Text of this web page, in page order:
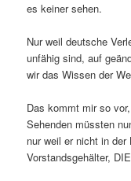
es keiner sehen.
Nur weil deutsche
unfähig sind, auf
wir das Wissen der
Das kommt mir so
Sehenden müssten
nur weil er nicht in
Vorstandsgehälter,